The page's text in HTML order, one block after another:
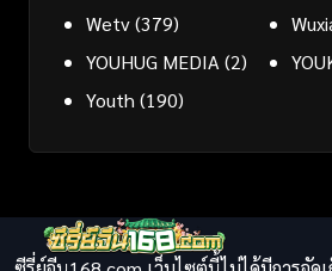
Wetv(379)
YOUHUG MEDIA(2)
Youth (190)